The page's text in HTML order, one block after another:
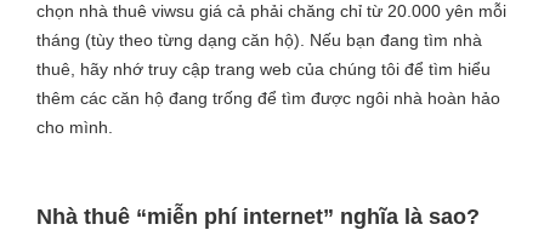
chọn nhà thuê viwsu giá cả phải chăng chỉ từ 20.000 yên mỗi
tháng (tùy theo từng dạng căn hộ). Nếu bạn đang tìm nhà
thuê, hãy nhớ truy cập trang web của chúng tôi để tìm hiểu
thêm các căn hộ đang trống để tìm được ngôi nhà hoàn hảo
cho mình.
Nhà thuê “miễn phí internet” nghĩa là sao?